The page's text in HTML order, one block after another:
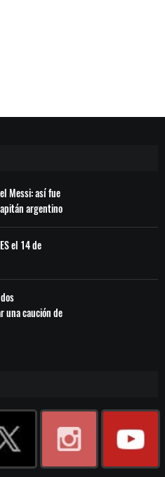
Messi: así fue
argentino
el 14 de
una caución de